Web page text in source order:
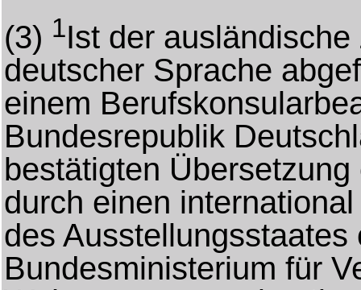
(3) 1Ist der
deutscher Sprache
einem
Bundesrepublik
bestätigten
durch einen
des
Bundesministerium für